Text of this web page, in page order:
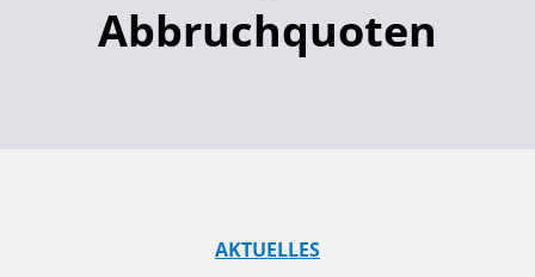
Abbruchquoten
AKTUELLES